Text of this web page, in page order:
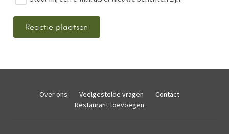
Over ons Veelgestelde vragen
Contact
Restaurant toevoegen